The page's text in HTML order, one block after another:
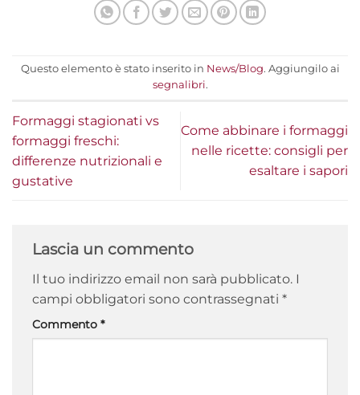
Questo elemento è stato inserito in News/Blog. Aggiungilo ai
segnalibri.
Formaggi stagionati vs
formaggi freschi:
differenze nutrizionali e
gustative
Come abbinare i formaggi
nelle ricette: consigli per
esaltare i sapori
Lascia un commento
Il tuo indirizzo email non sarà pubblicato. I
campi obbligatori sono contrassegnati *
Commento *